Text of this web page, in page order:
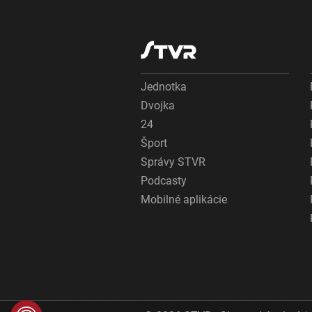
Jednotka
Dvojka
24
Šport
Správy STVR
Podcasty
Mobilné aplikácie